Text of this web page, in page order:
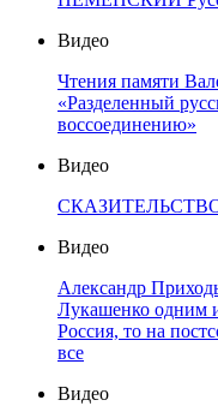
Видео
Чтения памяти
«Разделенный
воссоединению»
Видео
СКАЗИТЕЛЬСТВО
Видео
Александр
Лукашенко одним
Россия, то на
все
Видео